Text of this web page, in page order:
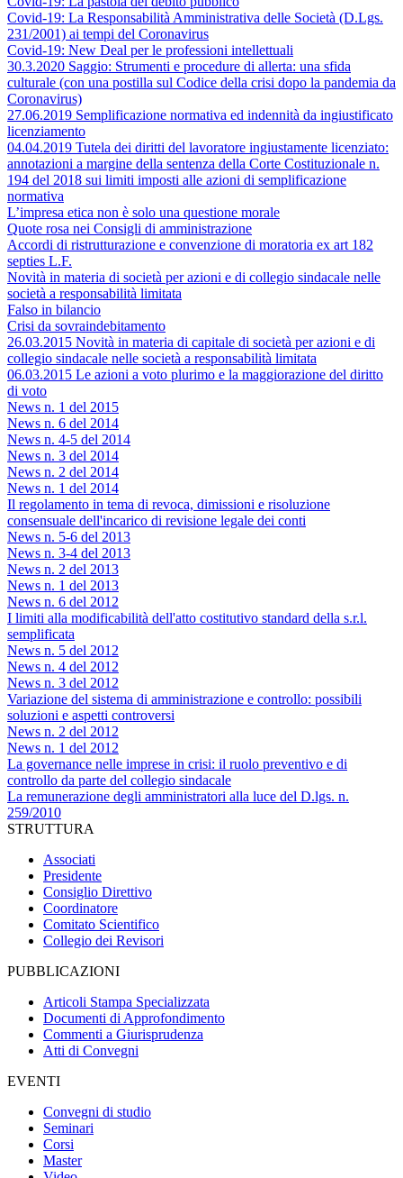
Covid-19: La Responsabilità Amministrativa delle Società (D.Lgs.
231/2001) ai tempi del Coronavirus
Covid-19: New Deal per le professioni intellettuali
30.3.2020 Saggio: Strumenti e procedure di allerta: una sfida
culturale (con una postilla sul Codice della crisi dopo la pandemia da
Coronavirus)
27.06.2019 Semplificazione normativa ed indennità da ingiustificato
licenziamento
04.04.2019 Tutela dei diritti del lavoratore ingiustamente licenziato:
annotazioni a margine della sentenza della Corte Costituzionale n.
194 del 2018 sui limiti imposti alle azioni di semplificazione
normativa
L’impresa etica non è solo una questione morale
Quote rosa nei Consigli di amministrazione
Accordi di ristrutturazione e convenzione di moratoria ex art 182
septies L.F.
Novità in materia di società per azioni e di collegio sindacale nelle
società a responsabilità limitata
Falso in bilancio
Crisi da sovraindebitamento
26.03.2015 Novità in materia di capitale di società per azioni e di
collegio sindacale nelle società a responsabilità limitata
06.03.2015 Le azioni a voto plurimo e la maggiorazione del diritto
di voto
News n. 1 del 2015
News n. 6 del 2014
News n. 4-5 del 2014
News n. 3 del 2014
News n. 2 del 2014
News n. 1 del 2014
Il regolamento in tema di revoca, dimissioni e risoluzione
consensuale dell'incarico di revisione legale dei conti
News n. 5-6 del 2013
News n. 3-4 del 2013
News n. 2 del 2013
News n. 1 del 2013
News n. 6 del 2012
I limiti alla modificabilità dell'atto costitutivo standard della s.r.l.
semplificata
News n. 5 del 2012
News n. 4 del 2012
News n. 3 del 2012
Variazione del sistema di amministrazione e controllo: possibili
soluzioni e aspetti controversi
News n. 2 del 2012
News n. 1 del 2012
La governance nelle imprese in crisi: il ruolo preventivo e di
controllo da parte del collegio sindacale
La remunerazione degli amministratori alla luce del D.lgs. n.
259/2010
STRUTTURA
Associati
Presidente
Consiglio Direttivo
Coordinatore
Comitato Scientifico
Collegio dei Revisori
PUBBLICAZIONI
Articoli Stampa Specializzata
Documenti di Approfondimento
Commenti a Giurisprudenza
Atti di Convegni
EVENTI
Convegni di studio
Seminari
Corsi
Master